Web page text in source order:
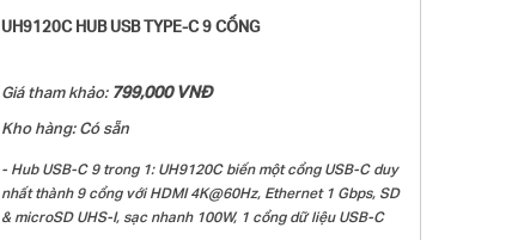
UH9120C HUB USB TYPE-C 9 CỔNG
Giá tham khảo: 799,000 VNĐ
Kho hàng: Có sẵn
- Hub USB-C 9 trong 1: UH9120C biến một cổng USB-C duy
nhất thành 9 cổng với HDMI 4K@60Hz, Ethernet 1 Gbps, SD
& microSD UHS-I, sạc nhanh 100W, 1 cổng dữ liệu USB-C